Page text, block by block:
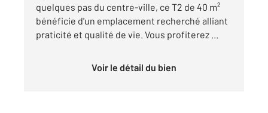
quelques pas du centre-ville, ce T2 de 40 m²
bénéficie d'un emplacement recherché alliant
praticité et qualité de vie. Vous profiterez ...
Voir le détail du bien